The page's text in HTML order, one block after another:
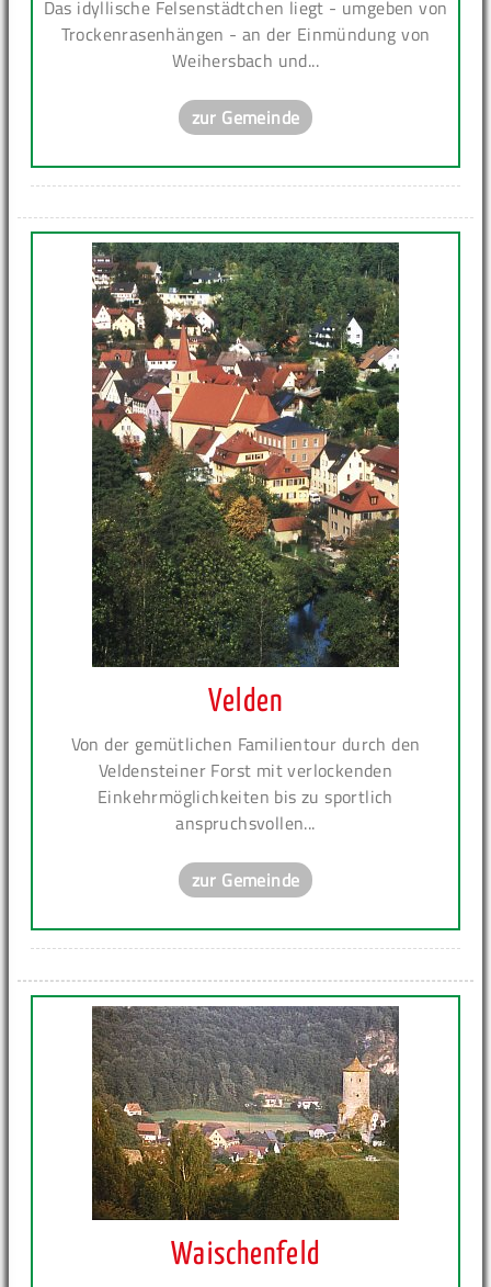
Das idyllische Felsenstädtchen liegt - umgeben von
Trockenrasenhängen - an der Einmündung von
Weihersbach und...
zur Gemeinde
Velden
Von der gemütlichen Familientour durch den
Veldensteiner Forst mit verlockenden
Einkehrmöglichkeiten bis zu sportlich
anspruchsvollen...
zur Gemeinde
Waischenfeld